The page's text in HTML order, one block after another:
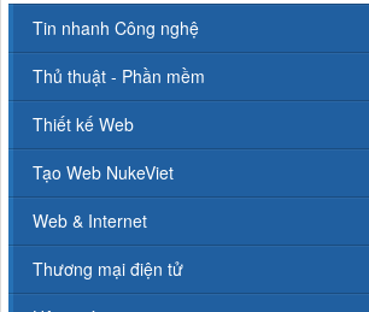
Tin nhanh Công nghệ
Thủ thuật - Phần mềm
Thiết kế Web
Tạo Web NukeViet
Web & Internet
Thương mại điện tử